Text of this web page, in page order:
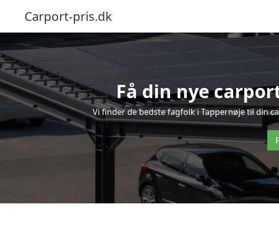
Carport-pris.dk
Få din nye
Vi finder de bedste fagfolk i Tappernøje til din